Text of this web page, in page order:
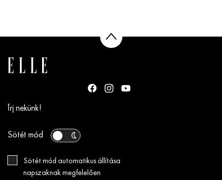
Írj nekünk!
Sötét mód
Sötét mód automatikus állítása
napszaknak megfelelően